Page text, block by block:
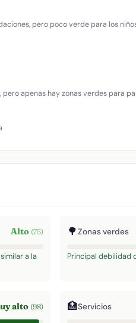
pero poco verde para los
apenas hay zonas verdes para
Alto (75)
a la
🌳Zonas verdes
Principal debilidad
alto (98) 🏥Servicios